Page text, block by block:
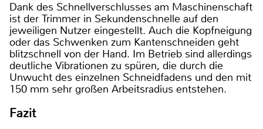
Dank des Schnellverschlusses am Maschinenschaft
ist der Trimmer in Sekundenschnelle auf den
jeweiligen Nutzer eingestellt. Auch die Kopfneigung
oder das Schwenken zum Kantenschneiden geht
blitzschnell von der Hand. Im Betrieb sind allerdings
deutliche Vibrationen zu spüren, die durch die
Unwucht des einzelnen Schneidfadens und den mit
150 mm sehr großen Arbeitsradius entstehen.
Fazit